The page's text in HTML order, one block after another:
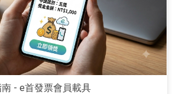
- e首發票會員載具